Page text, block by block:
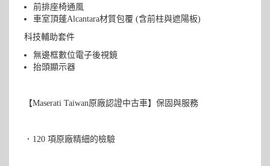
前排座椅通風
車室頂蓬Alcantara材質包覆 (含前柱與遮陽板)
科技輔助套件
無邊框數位電子後視鏡
抬頭顯示器
【Maserati Taiwan原廠認證中古車】保固與服務
．120 項原廠精細的檢驗